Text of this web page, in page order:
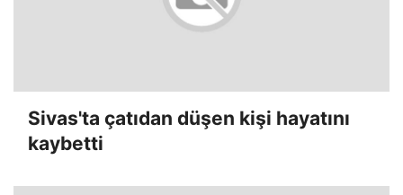
Sivas'ta çatıdan düşen kişi hayatını
kaybetti